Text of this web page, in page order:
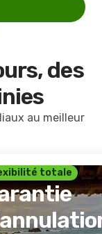
des
au meilleur
totale